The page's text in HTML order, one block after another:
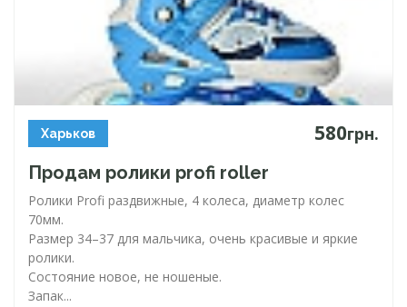
Харьков 580грн.
Продам ролики profi roller
Ролики Profi раздвижные, 4 колеса, диаметр колес
70мм.
Размер 34–37 для мальчика, очень красивые и яркие
ролики.
Состояние новое, не ношеные.
Запак...